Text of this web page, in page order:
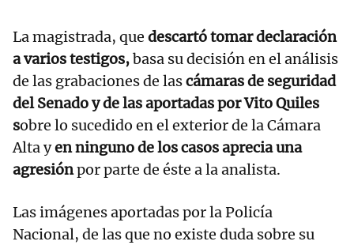
La magistrada, que descartó tomar declaración
a varios testigos,basa su decisión en el análisis
de las grabaciones de lascámaras de seguridad
del Senado y de las aportadas por Vito Quiles
sobre lo sucedido en el exterior de la Cámara
Alta yen ninguno de los casos aprecia una
agresiónpor parte de éste a la analista.
Las imágenes aportadas por la Policía
Nacional, de las que no existe duda sobre su